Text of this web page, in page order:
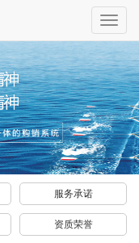
导
航
服务承诺
资质荣誉